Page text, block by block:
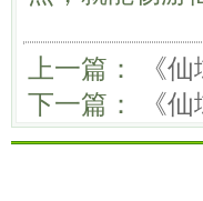
上一篇：
《
下一篇：
《